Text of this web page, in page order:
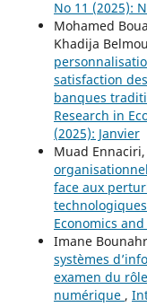
No 11 (2025):
Mohamed
Khadija
satisfaction
banques
Research in
(2025): Janvier
Muad
face aux
technologiques
Economics
Imane
systèmes
examen du
numérique ,